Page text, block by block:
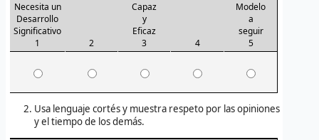
Necesita un
Desarrollo
Significativo
1
2
Capaz
y
Eficaz
3
4
Modelo
a
seguir
5
Usa lenguaje cortés y muestra respeto por las opiniones
y el tiempo de los demás.